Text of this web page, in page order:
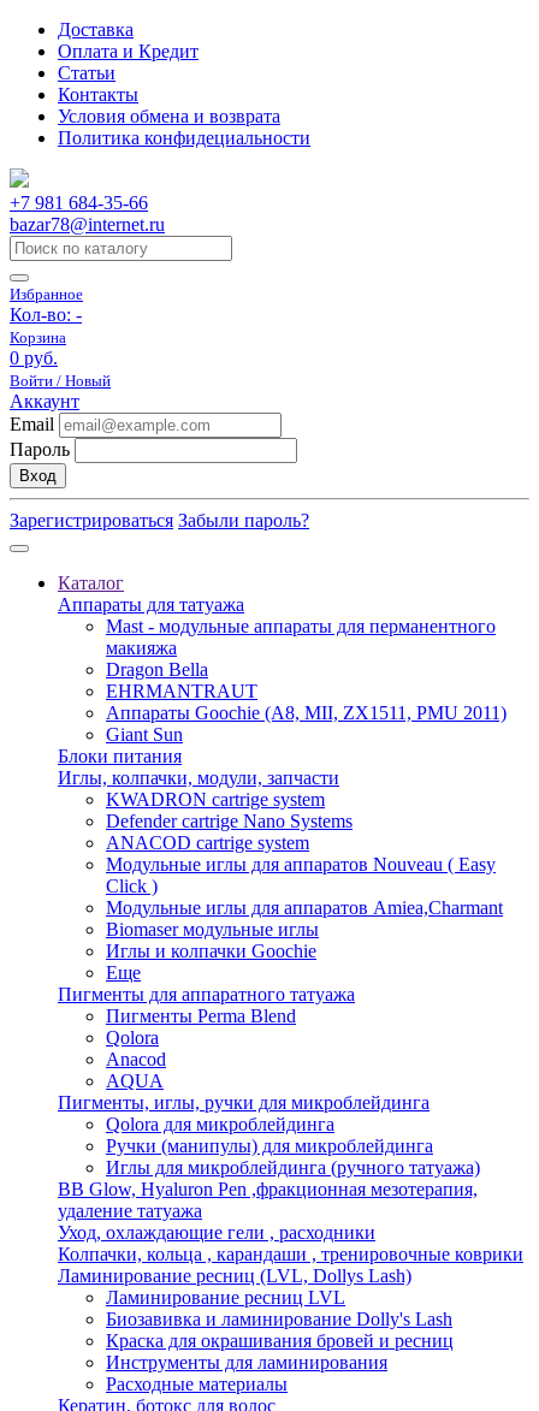
Доставка
Оплата и Кредит
Статьи
Контакты
Условия обмена и возврата
Политика конфидециальности
+7 981 684-35-66
bazar78@internet.ru
Избранное
Кол-во: -
Корзина
0 руб.
Войти / Новый
Аккаунт
Email
Пароль
Вход
Зарегистрироваться Забыли пароль?
Каталог
Аппараты для татуажа
Mast - модульные аппараты для перманентного
макияжа
Dragon Bella
EHRMANTRAUT
Аппараты Goochie (A8, MII, ZX1511, PMU 2011)
Giant Sun
Блоки питания
Иглы, колпачки, модули, запчасти
KWADRON cartrige system
Defender cartrige Nano Systems
ANACOD cartrige system
Модульные иглы для аппаратов Nouveau ( Easy
Click )
Модульные иглы для аппаратов Amiea,Charmant
Biomaser модульные иглы
Иглы и колпачки Goochie
Еще
Пигменты для аппаратного татуажа
Пигменты Perma Blend
Qolora
Anacod
AQUA
Пигменты, иглы, ручки для микроблейдинга
Qolora для микроблейдинга
Ручки (манипулы) для микроблейдинга
Иглы для микроблейдинга (ручного татуажа)
BB Glow, Hyaluron Pen ,фракционная мезотерапия,
удаление татуажа
Уход, охлаждающие гели , расходники
Колпачки, кольца , карандаши , тренировочные коврики
Ламинирование ресниц (LVL, Dollys Lash)
Ламинирование ресниц LVL
Биозавивка и ламинирование Dolly's Lash
Краска для окрашивания бровей и ресниц
Инструменты для ламинирования
Расходные материалы
Кератин, ботокс для волос